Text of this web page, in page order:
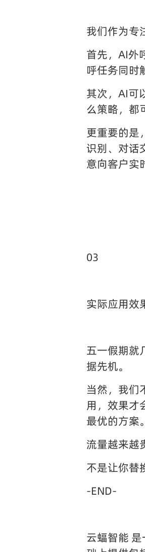
我们作为专
首先，AI外
呼任务同时
其次，AI可
么策略，都
更重要的是
识别、对话
意向客户实
03
实际应用效
五一假期就
据先机。
当然，我们
用，效果才
最优的方案。
流量越来越
不是让你替
-END-
云蝠智能